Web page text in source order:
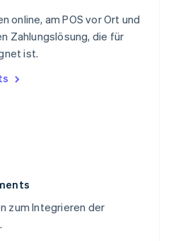
online, am POS vor Ort und
Zahlungslösung, die für
ist.
zum Integrieren der